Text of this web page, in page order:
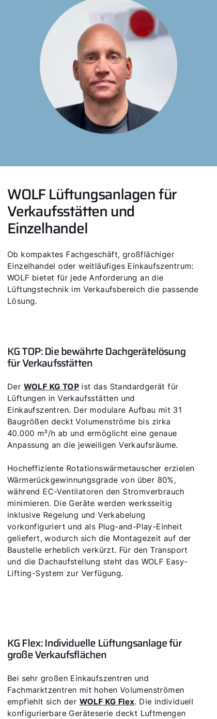
WOLF Lüftungsanlagen für
Verkaufsstätten und
Einzelhandel
Ob kompaktes Fachgeschäft, großflächiger
Einzelhandel oder weitläufiges Einkaufszentrum:
WOLF bietet für jede Anforderung an die
Lüftungstechnik im Verkaufsbereich die passende
Lösung.
KG TOP: Die bewährte Dachgerätelösung
für Verkaufsstätten
Der WOLF KG TOP ist das Standardgerät für
Lüftungen in Verkaufsstätten und
Einkaufszentren. Der modulare Aufbau mit 31
Baugrößen deckt Volumenströme bis zirka
40.000 m³/h ab und ermöglicht eine genaue
Anpassung an die jeweiligen Verkaufsräume.
Hocheffiziente Rotationswärmetauscher erzielen
Wärmerückgewinnungsgrade von über 80%,
während EC-Ventilatoren den Stromverbrauch
minimieren. Die Geräte werden werksseitig
inklusive Regelung und Verkabelung
vorkonfiguriert und als Plug-and-Play-Einheit
geliefert, wodurch sich die Montagezeit auf der
Baustelle erheblich verkürzt. Für den Transport
und die Dachaufstellung steht das WOLF Easy-
Lifting-System zur Verfügung.
KG Flex: Individuelle Lüftungsanlage für
große Verkaufsflächen
Bei sehr großen Einkaufszentren und
Fachmarktzentren mit hohen Volumenströmen
empfiehlt sich der WOLF KG Flex. Die individuell
konfigurierbare Geräteserie deckt Luftmengen
Servus!
Wie können wir helfen?
Werkskundendienst
So erreichen Sie uns
Downloads
Anleitungen & techn. Dokumente
WOLF Seminare